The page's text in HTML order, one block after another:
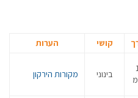
קושי
הערות
בינוני מקורות הירקון